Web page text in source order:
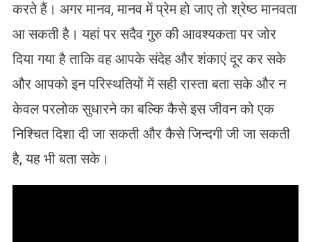
करते हैं। अगर मानव, मानव में प्रेम हो जाए तो श्रेष्ठ मानवता
आ सकती है। यहां पर सदैव गुरु की आवश्यकता पर जोर
दिया गया है ताकि वह आपके संदेह और शंकाएं दूर कर सके
और आपको इन परिस्थतियों में सही रास्ता बता सके और न
केवल परलोक सुधारने का बल्कि कैसे इस जीवन को एक
निश्चित दिशा दी जा सकती और कैसे जिन्दगी जी जा सकती
है, यह भी बता सके।